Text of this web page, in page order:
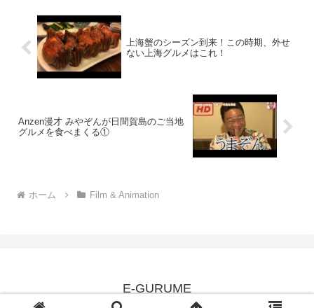
上海蟹のシーズン到来！この時期、外せ
ない上海グルメはこれ！
Anzen漫才 みやぞんが日間賀島のご当地
グルメを食べまくる①
ホーム Film & Animation
E-GURUME